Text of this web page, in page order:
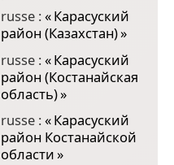
russe :«Карасуский
район (Казахстан)»
russe :«Карасуский
район (Костанайская
область)»
russe :«Карасуский
район Костанайской
области»